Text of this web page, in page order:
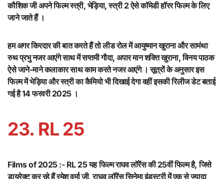
कौशिक जी अपने फिल्म स्त्री, भेड़िया, स्त्री 2 ऐसे कॉमेडी हॉरर फिल्म के लिए
जाने जाते हैं ।
हम अगर किरदार की बात करते हैं तो लीड रोल में आयुष्मान खुराना और सामंथा
रुथ प्रभु नजर आएंगे साथ में सप्तमी गौदा, अपार मान शक्ति खुराना, विनय पाठक
ऐसे जाने-माने कलाकार साथ काम करते नजर आएंगे । सूत्रों के अनुसार इस
फिल्म में भेड़िया और स्त्री का कैमियो भी दिखाई देगा वहीं इसकी रिलीज डेट बताई
गई है 14 फरवरी 2025 ।
23. RL 25
Films of 2025 :- RL 25 यह फिल्म राघव लॉरेंस की 25वीं फिल्म है, जिसे
डायरेक्ट कर रहे हैं रमेश वर्मा जी, राघव लॉरेंस सिनेमा इंडस्ट्री में एक से ज्यादा